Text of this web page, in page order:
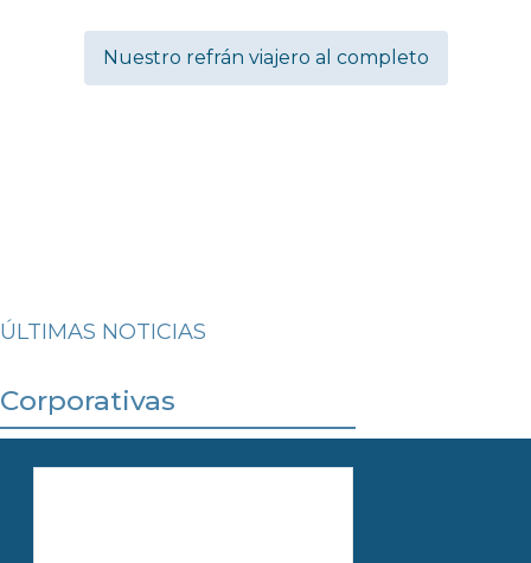
Nuestro refrán viajero al completo
ÚLTIMAS NOTICIAS
Corporativas